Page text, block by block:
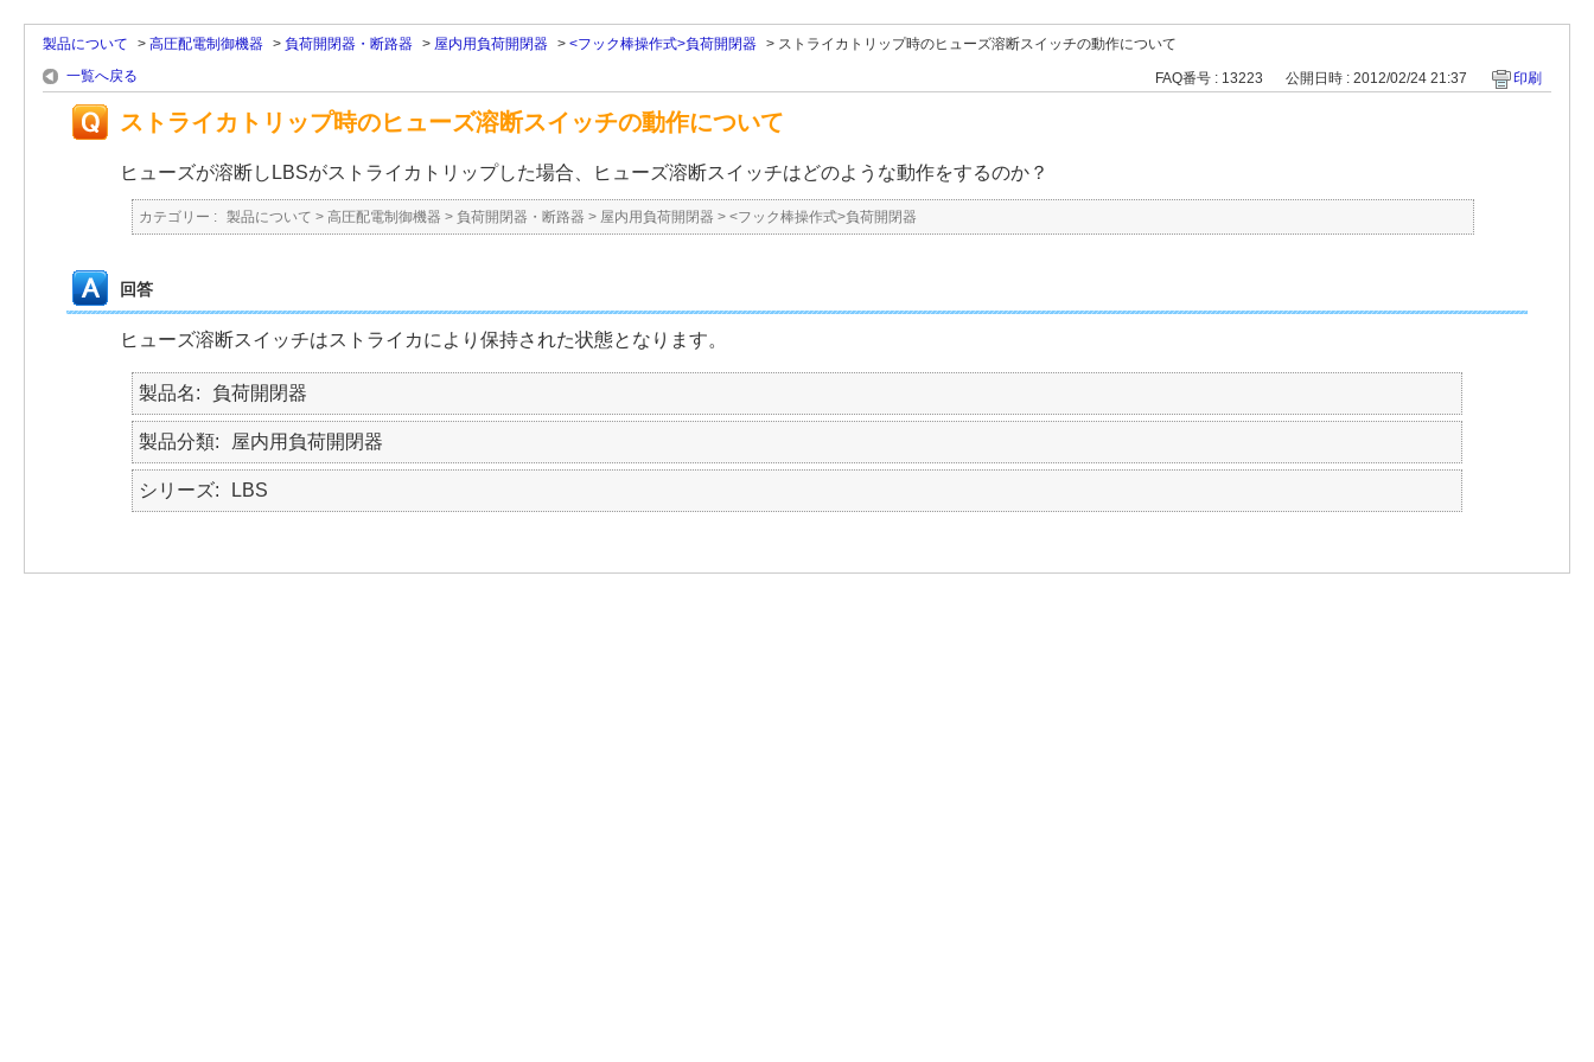
製品について > 高圧配電制御機器 > 負荷開閉器・断路器 > 屋内用負荷開閉器 > <フック棒操作式>負荷開閉器 > ストライカトリップ時のヒューズ溶断スイッチの動作について
一覧へ戻る
FAQ番号 : 13223 公開日時 : 2012/02/24 21:37 印刷
ストライカトリップ時のヒューズ溶断スイッチの動作について
ヒューズが溶断しLBSがストライカトリップした場合、ヒューズ溶断スイッチはどのような動作をするのか？
カテゴリー : 製品について > 高圧配電制御機器 > 負荷開閉器・断路器 > 屋内用負荷開閉器 > <フック棒操作式>負荷開閉器
回答
ヒューズ溶断スイッチはストライカにより保持された状態となります。
製品名 負荷開閉器
製品分類 屋内用負荷開閉器
シリーズ LBS